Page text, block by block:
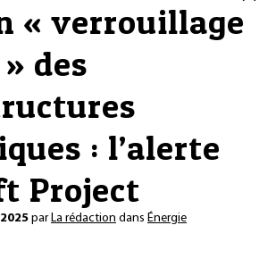
« verrouillage
des
: l’alerte
Project
parLa rédaction dans Énergie